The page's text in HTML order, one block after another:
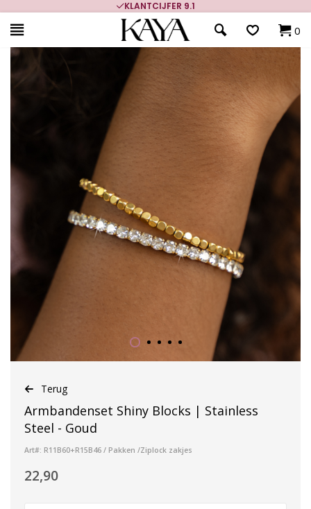
KLANTCIJFER 9.1
0
Terug
Armbandenset Shiny Blocks | Stainless
Steel - Goud
Art#: R11B60+R15B46 / Pakken /Ziplock zakjes
22,90